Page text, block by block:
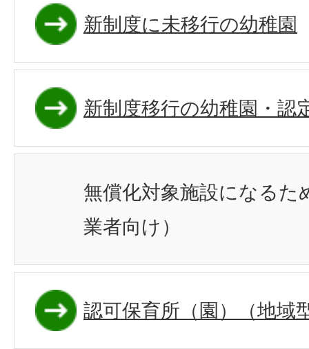
新制度に未移行の幼稚園
新制度移行の幼稚園・認
無償化対象施設になるた
業者向け）
認可保育所（園）（地域